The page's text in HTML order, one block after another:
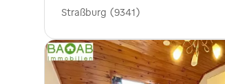
Straßburg (9341)